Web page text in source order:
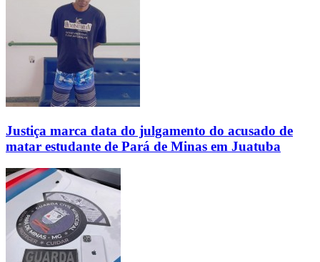
Justiça marca data do julgamento do acusado de
matar estudante de Pará de Minas em Juatuba